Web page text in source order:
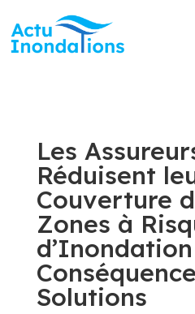
Les
Réduisent
Couverture
Zones à
Solutions